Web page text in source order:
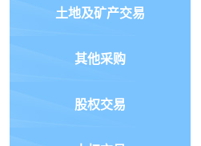
土地及矿产交易
其他采购
股权交易